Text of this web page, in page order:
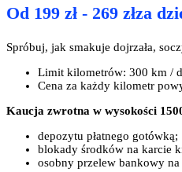
Od 199 zł - 269 złza
Spróbuj, jak smakuje dojrzała,
Limit kilometrów: 300 km /
Cena za każdy kilometr
Kaucja zwrotna w wysokości
depozytu płatnego gotówką;
blokady środków na karcie
osobny przelew bankowy